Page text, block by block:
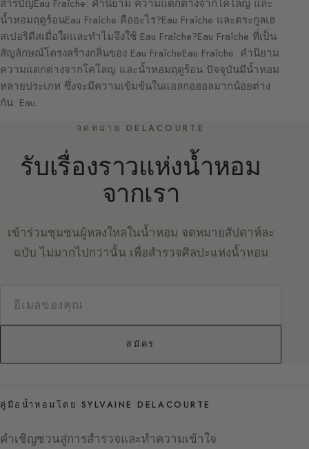
สารบัญEau Fraîche: คำนิยาม ความแตกต่างจากโคโลญ และ
น้ำหอมฤดูร้อนEau Fraîche คืออะไร?Eau Fraîche และตระกูลเฮ
สเปอริดีสเมื่อใดและทำไมจึงใช้ Eau Fraîche?Eau Fraîche ที่เป็น
สัญลักษณ์โครงสร้างกลิ่นของ Eau FraîcheEau Fraîche: คำนิยาม
ความแตกต่างจากโคโลญ และน้ำหอมฤดูร้อน ปัจจุบันมีน้ำหอม
หลายประเภท ซึ่งจะมีความเข้มข้นในแอลกอฮอลมากน้อยต่าง
กัน: Eau…
จดหมาย DELACOURTE
รับเรื่องราวแห่งน้ำหอม
จากเรา
เข้าร่วมชุมชนผู้หลงใหลในน้ำหอม จดหมายสัปดาห์ละ
ฉบับ ไม่มากไปกว่านั้น เพื่อสำรวจศิลปะแห่งน้ำหอม
สมัคร
คู่มือน้ำหอมโดย SYLVAINE DELACOURTE
คำเชิญชวนสู่การสำรวจและทำความเข้าใจ